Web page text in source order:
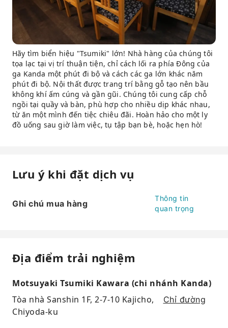
Hãy tìm biển hiệu "Tsumiki" lớn! Nhà hàng của chúng tôi
tọa lạc tại vị trí thuận tiện, chỉ cách lối ra phía Đông của
ga Kanda một phút đi bộ và cách các ga lớn khác năm
phút đi bộ. Nội thất được trang trí bằng gỗ tạo nên bầu
không khí ấm cúng và gần gũi. Chúng tôi cung cấp chỗ
ngồi tại quầy và bàn, phù hợp cho nhiều dịp khác nhau,
từ ăn một mình đến tiệc chiêu đãi. Hoàn hảo cho một ly
đồ uống sau giờ làm việc, tụ tập bạn bè, hoặc hẹn hò!
Lưu ý khi đặt dịch vụ
Ghi chú mua hàng
Thông tin
quan trọng
Địa điểm trải nghiệm
Motsuyaki Tsumiki Kawara (chi nhánh Kanda)
Tòa nhà Sanshin 1F, 2-7-10 Kajicho,
Chiyoda-ku
Chỉ đường